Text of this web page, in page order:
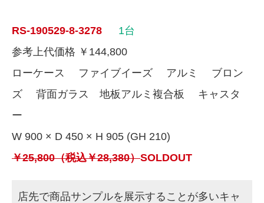
RS-190529-8-3278
1台
参考上代価格 ￥144,800
ローケース ファイブイーズ アルミ ブロン
ズ 背面ガラス 地板アルミ複合板 キャスタ
ー
W 900 × D 450 × H 905 (GH 210)
￥25,800（税込￥28,380）SOLDOUT
店先で商品サンプルを展示することが多いキャ